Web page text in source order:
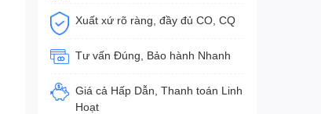
Xuất xứ rõ ràng, đầy đủ CO, CQ
Tư vấn Đúng, Bảo hành Nhanh
Giá cả Hấp Dẫn, Thanh toán Linh
Hoạt